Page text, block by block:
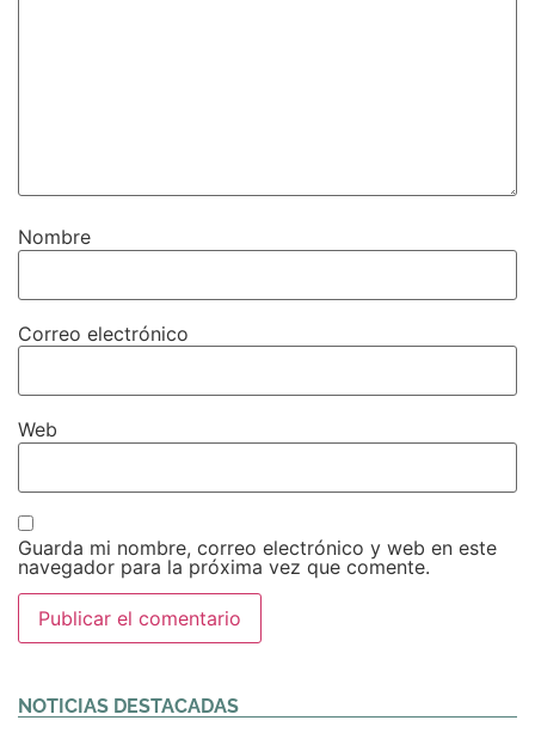
Nombre
Correo electrónico
Web
Guarda mi nombre, correo electrónico y web en este
navegador para la próxima vez que comente.
NOTICIAS DESTACADAS